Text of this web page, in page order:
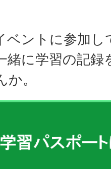
ベントに参加し
緒に学習の記録
か。